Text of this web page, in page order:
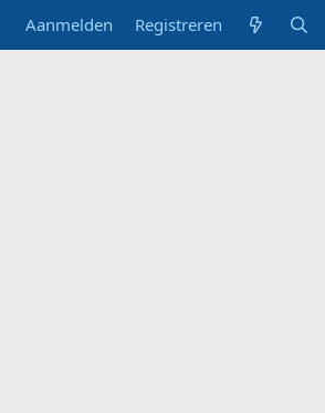
Aanmelden Registreren